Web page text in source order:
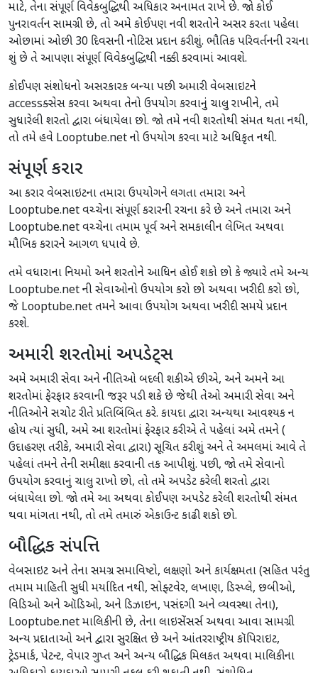
માટે, તેના સંપૂર્ણ વિવેકબુદ્ધિથી અધિકાર અનામત રાખે છે. જો કોઈ
પુનરાવર્તન સામગ્રી છે, તો અમે કોઈપણ નવી શરતોને અસર કરતા પહેલા
ઓછામાં ઓછી 30 દિવસની નોટિસ પ્રદાન કરીશું. ભૌતિક પરિવર્તનની રચના
શું છે તે આપણા સંપૂર્ણ વિવેકબુદ્ધિથી નક્કી કરવામાં આવશે.
કોઈપણ સંશોધનો અસરકારક બન્યા પછી અમારી વેબસાઇટને
accessક્સેસ કરવા અથવા તેનો ઉપયોગ કરવાનું ચાલુ રાખીને, તમે
સુધારેલી શરતો દ્વારા બંધાયેલા છો. જો તમે નવી શરતોથી સંમત થતા નથી,
તો તમે હવે Looptube.net નો ઉપયોગ કરવા માટે અધિકૃત નથી.
સંપૂર્ણ કરાર
આ કરાર વેબસાઇટના તમારા ઉપયોગને લગતા તમારા અને
Looptube.net વચ્ચેના સંપૂર્ણ કરારની રચના કરે છે અને તમારા અને
Looptube.net વચ્ચેના તમામ પૂર્વ અને સમકાલીન લેખિત અથવા
મૌખિક કરારને આગળ ધપાવે છે.
તમે વધારાના નિયમો અને શરતોને આધિન હોઈ શકો છો કે જ્યારે તમે અન્ય
Looptube.net ની સેવાઓનો ઉપયોગ કરો છો અથવા ખરીદી કરો છો,
જે Looptube.net તમને આવા ઉપયોગ અથવા ખરીદી સમયે પ્રદાન
કરશે.
અમારી શરતોમાં અપડેટ્સ
અમે અમારી સેવા અને નીતિઓ બદલી શકીએ છીએ, અને અમને આ
શરતોમાં ફેરફાર કરવાની જરૂર પડી શકે છે જેથી તેઓ અમારી સેવા અને
નીતિઓને સચોટ રીતે પ્રતિબિંબિત કરે. કાયદા દ્વારા અન્યથા આવશ્યક ન
હોય ત્યાં સુધી, અમે આ શરતોમાં ફેરફાર કરીએ તે પહેલાં અમે તમને (
ઉદાહરણ તરીકે, અમારી સેવા દ્વારા) સૂચિત કરીશું અને તે અમલમાં આવે તે
પહેલાં તમને તેની સમીક્ષા કરવાની તક આપીશું. પછી, જો તમે સેવાનો
ઉપયોગ કરવાનું ચાલુ રાખો છો, તો તમે અપડેટ કરેલી શરતો દ્વારા
બંધાયેલા છો. જો તમે આ અથવા કોઈપણ અપડેટ કરેલી શરતોથી સંમત
થવા માંગતા નથી, તો તમે તમારું એકાઉન્ટ કાઢી શકો છો.
બૌદ્ધિક સંપત્તિ
વેબસાઇટ અને તેના સમગ્ર સમાવિષ્ટો, લક્ષણો અને કાર્યક્ષમતા (સહિત પરંતુ
તમામ માહિતી સુધી મર્યાદિત નથી, સોફ્ટવેર, લખાણ, ડિસ્પ્લે, છબીઓ,
વિડિઓ અને ઑડિઓ, અને ડિઝાઇન, પસંદગી અને વ્યવસ્થા તેના),
Looptube.net માલિકીની છે, તેના લાઇસેંસર્સ અથવા આવા સામગ્રી
અન્ય પ્રદાતાઓ અને દ્વારા સુરક્ષિત છે અને આંતરરાષ્ટ્રીય કૉપિરાઇટ,
ટ્રેડમાર્ક, પેટન્ટ, વેપાર ગુપ્ત અને અન્ય બૌદ્ધિક મિલકત અથવા માલિકીના